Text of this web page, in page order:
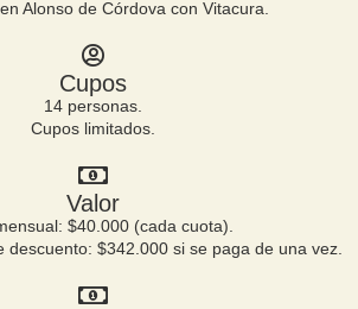
Alonso de Córdova con Vitacura.
Cupos
14 personas.
Cupos limitados.
Valor
$40.000 (cada cuota).
descuento: $342.000 si se paga de una vez.